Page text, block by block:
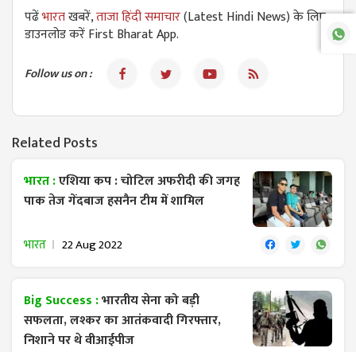
पढेंभारतखबरें,ताजा हिंदी समाचार(Latest Hindi News) के लिए
डाउनलोड करें First Bharat App.
Follow us on :
Related Posts
भारत :एशिया कप : चोटिल अफरीदी की जगह
पाक तेज गेंदबाज हसनैन टीम में शामिल
भारत 22 Aug 2022
Big Success :भारतीय सेना को बड़ी
सफलता, लश्कर का आतंकवादी गिरफ्तार,
निशाने पर थे वीआईपीज